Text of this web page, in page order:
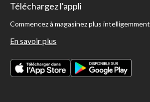
Téléchargez l'appli
Commencez à magasinez plus intelligemment
En savoir plus